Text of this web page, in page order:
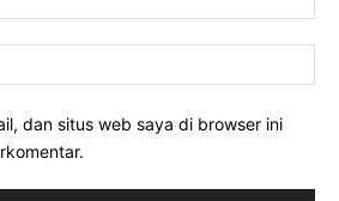
dan situs web saya di browser ini